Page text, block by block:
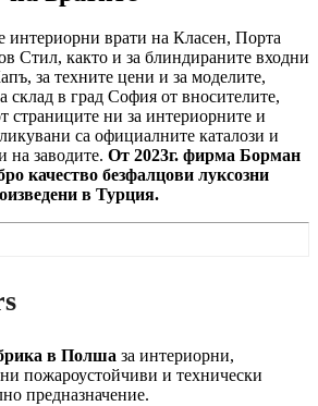
интериорни врати на Класен, Порта
Стил, както и за блиндираните входни
за техните цени и за моделите,
склад в град София от вносителите,
страниците ни за интериорните и
са официалните каталози и
на заводите. От 2023г. фирма Борман
качество безфалцови луксозни
в Турция.
в Полша за интериорни,
пожароустойчиви и технически
предназначение.